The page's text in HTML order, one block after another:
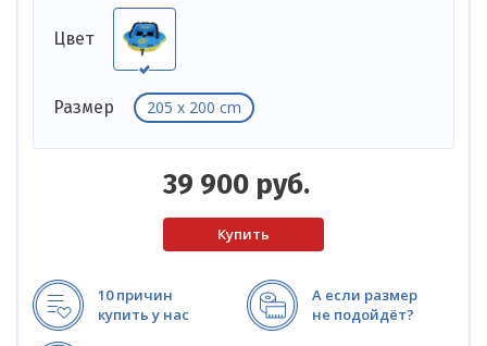
Цвет
Размер 205 x 200 cm
39 900 руб.
10 причин
купить у нас
А если размер
не подойдёт?